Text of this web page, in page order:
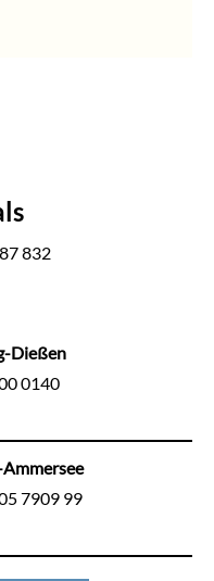
832
Dießen
0140
7909 99